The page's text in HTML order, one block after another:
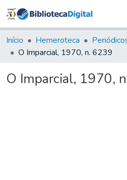
&
Tudo na
Digital
Início Hemeroteca
O Imparcial, 1970, n. 6239
O Imparcial, 1970,